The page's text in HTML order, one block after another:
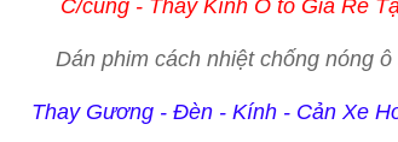
C/cung - Thay Kính Ô tô Giá Rẻ
Dán phim cách nhiệt chống nóng ô
Thay Gương - Đèn - Kính - Cản Xe